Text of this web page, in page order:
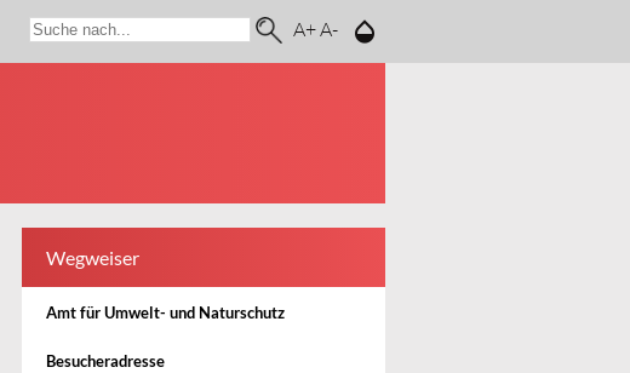
A+A-
Wegweiser
Amt für Umwelt- und Naturschutz
Besucheradresse